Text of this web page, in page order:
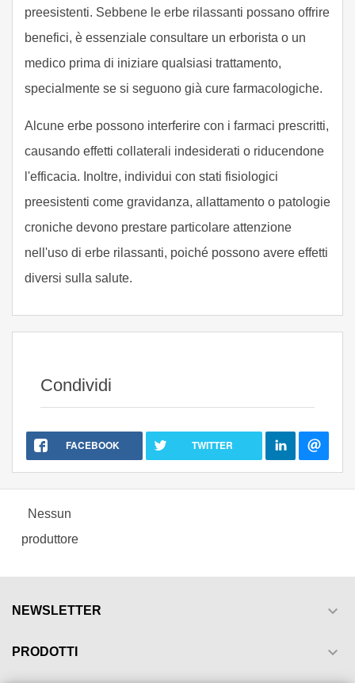
preesistenti. Sebbene le erbe rilassanti possano offrire
benefici, è essenziale consultare un erborista o un
medico prima di iniziare qualsiasi trattamento,
specialmente se si seguono già cure farmacologiche.
Alcune erbe possono interferire con i farmaci prescritti,
causando effetti collaterali indesiderati o riducendone
l'efficacia. Inoltre, individui con stati fisiologici
preesistenti come gravidanza, allattamento o patologie
croniche devono prestare particolare attenzione
nell'uso di erbe rilassanti, poiché possono avere effetti
diversi sulla salute.
Condividi
FACEBOOK TWITTER
Nessun
produttore
NEWSLETTER 
PRODOTTI 